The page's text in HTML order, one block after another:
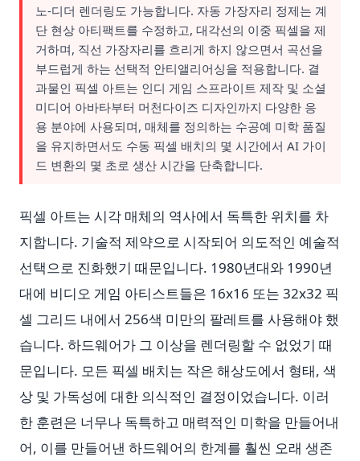
노-디더 렌더링도 가능합니다. 자동 가장자리 정제는 계
단 현상 아티팩트를 수정하고, 대각선의 이중 픽셀을 제
거하며, 직선 가장자리를 흐리게 하지 않으면서 곡선을
부드럽게 하는 선택적 안티앨리어싱을 적용합니다. 결
과물인 픽셀 아트는 인디 게임 스프라이트 제작 및 소셜
미디어 아바타부터 머천다이즈 디자인까지 다양한 응
용 분야에 사용되며, 매체를 정의하는 수공예 미학 품질
을 유지하면서도 수동 픽셀 배치의 몇 시간에서 AI 가이
드 변환의 몇 초로 생산 시간을 단축합니다.
픽셀 아트는 시각 매체의 역사에서 독특한 위치를 차
지합니다. 기술적 제약으로 시작되어 의도적인 예술적
선택으로 진화했기 때문입니다. 1980년대와 1990년
대에 비디오 게임 아티스트들은 16x16 또는 32x32 픽
셀 그리드 내에서 256색 미만의 팔레트를 사용해야 했
습니다. 하드웨어가 그 이상을 렌더링할 수 없었기 때
문입니다. 모든 픽셀 배치는 작은 해상도에서 형태, 색
상 및 가독성에 대한 의식적인 결정이었습니다. 이러
한 훈련은 너무나 독특하고 매력적인 미학을 만들어내
어, 이를 만들어낸 하드웨어의 한계를 훨씬 오래 생존